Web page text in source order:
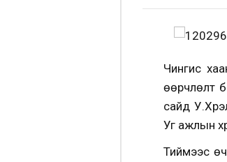
Чингис
өөрчлөлт
сайд
Уг ажлын
Тиймээс